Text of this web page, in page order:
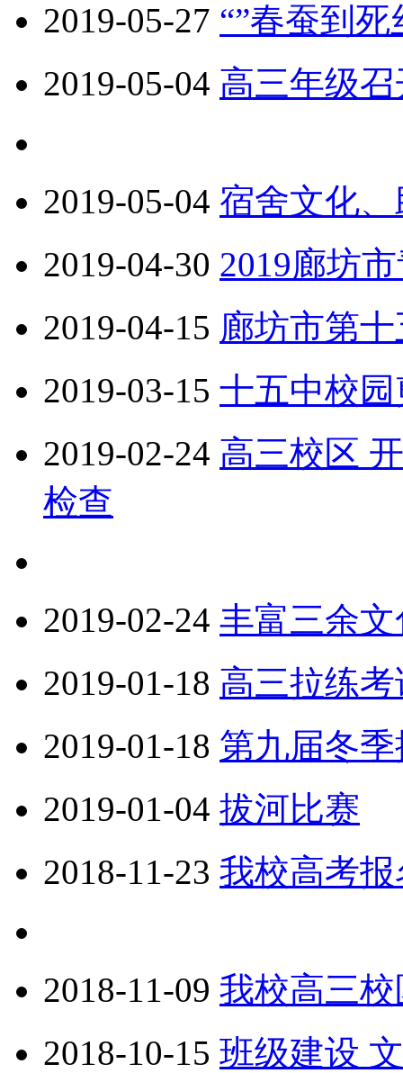
2019-05-27 “”春蚕到
2019-05-04 高三年级
2019-05-04 宿舍文化
2019-04-30 2019廊坊
2019-04-15 廊坊市第
2019-03-15 十五中校
2019-02-24 高三校区
检查
2019-02-24 丰富三余
2019-01-18 高三拉练
2019-01-18 第九届冬
2019-01-04 拔河比赛
2018-11-23 我校高考
2018-11-09 我校高三
2018-10-15 班级建设